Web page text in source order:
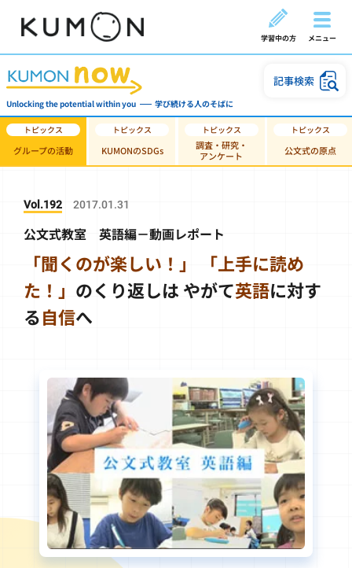
学習中の方 メニュー
Unlocking the potential within you 学び続ける人のそばに
記事検索
グループの活動 KUMONのSDGs
調査・研究・
アンケート
公文式の原点
Vol.192 2017.01.31
公文式教室 英語編－動画レポート
「聞くのが楽しい！」
「上手に読め
た！」 のくり返しは やがて英語に対す
る自信へ